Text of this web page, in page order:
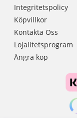
Integritetspolicy
Köpvillkor
Kontakta Oss
Lojalitetsprogram
Ångra köp